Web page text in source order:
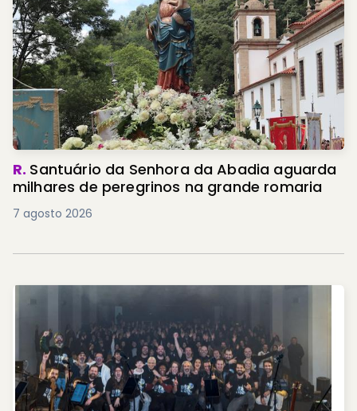
R. Santuário da Senhora da Abadia aguarda
milhares de peregrinos na grande romaria
7 agosto 2026